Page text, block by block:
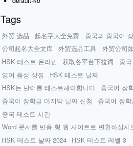
Tags
外贸 选品 起名字大全免费
중국의 중국어
公司起名大全文库
外贸选品工具
外贸公司
HSK 테스트 온라인
获取各平台下拉词
중
영어 음성 상징
HSK 테스트 날짜
HSK는 단어를 테스트해야합니다
중국어 장
중국어 장학금 마지막 날짜 신청
중국어 장학
중국 테스트 시간
Word 문서를 반응 형 웹 사이트로 변환하십시
HSK 테스트 날짜 2024
HSK 테스트 레벨 3